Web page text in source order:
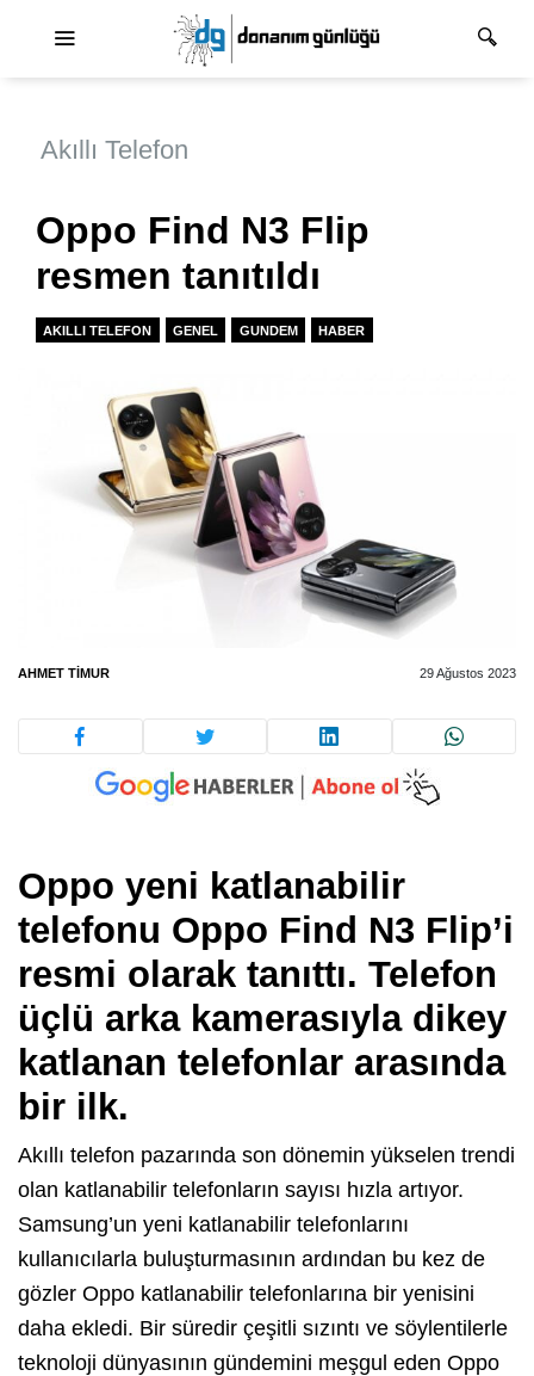
Akıllı Telefon
Oppo Find N3 Flip
resmen tanıtıldı
AKILLI TELEFON GENEL GUNDEM HABER
AHMET TIMUR 29 Ağustos 2023
Oppo yeni katlanabilir
telefonu Oppo Find N3 Flip’i
resmi olarak tanıttı. Telefon
üçlü arka kamerasıyla dikey
katlanan telefonlar arasında
bir ilk.
Akıllı telefon pazarında son dönemin yükselen trendi
olan katlanabilir telefonların sayısı hızla artıyor.
Samsung’un yeni katlanabilir telefonlarını
kullanıcılarla buluşturmasının ardından bu kez de
gözler Oppo katlanabilir telefonlarına bir yenisini
daha ekledi. Bir süredir çeşitli sızıntı ve söylentilerle
teknoloji dünyasının gündemini meşgul eden Oppo